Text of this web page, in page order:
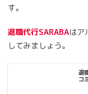
す。
退職代行SARABAはア
してみましょう。
退
コ